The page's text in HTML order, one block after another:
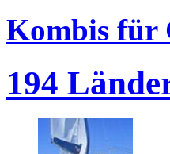
Kombis für
194